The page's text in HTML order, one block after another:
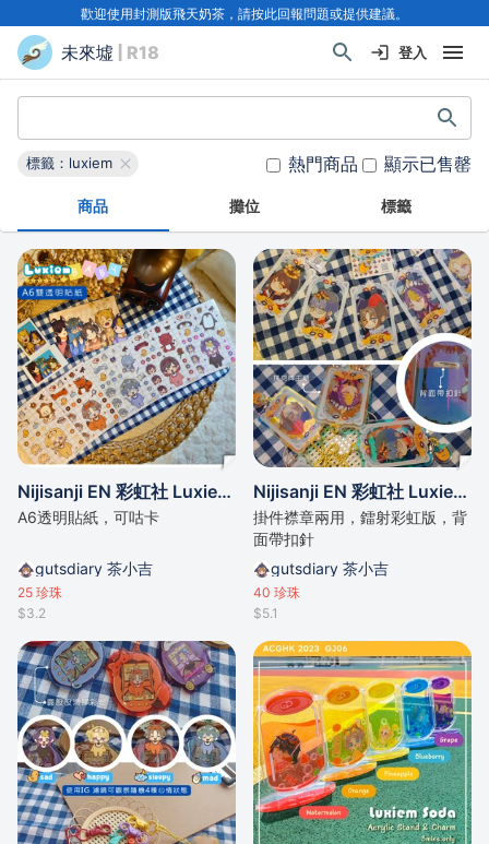
歡迎使用封測版飛天奶茶，請按此回報問題或提供建議。
未來墟 | R18 登入
標籤：luxiem 熱門商品 顯示已售罄
商品 攤位 標籤
Nijisanji EN 彩虹社 Luxiem Baby - A6透明貼紙
A6透明貼紙，可咕卡
gutsdiary 茶小吉
25 珍珠
$3.2
Nijisanji EN 彩虹社 Luxiem - Luxiem Poker 彩虹版亞克力襟章掛件
掛件襟章兩用，鐳射彩虹版，背
面帶扣針
gutsdiary 茶小吉
40 珍珠
$5.1